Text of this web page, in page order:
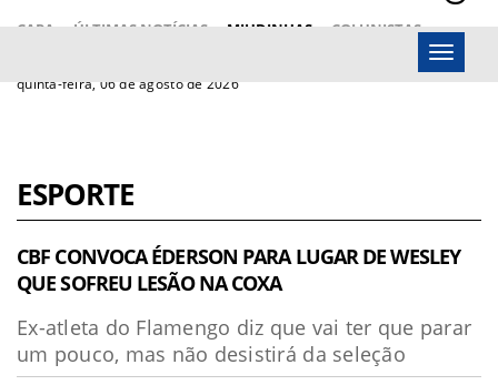
CAPA ÚLTIMAS NOTÍCIAS MIUDINHAS
COLUNISTAS
quinta-feira, 06 de agosto de 2026
Menu
ESPORTE
CBF CONVOCA ÉDERSON PARA LUGAR DE WESLEY
QUE SOFREU LESÃO NA COXA
Ex-atleta do Flamengo diz que vai ter que parar
um pouco, mas não desistirá da seleção